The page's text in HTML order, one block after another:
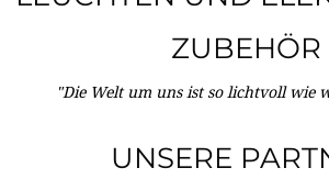
ZUBEHÖR
"Die Welt um uns ist so lichtvoll wie
UNSERE